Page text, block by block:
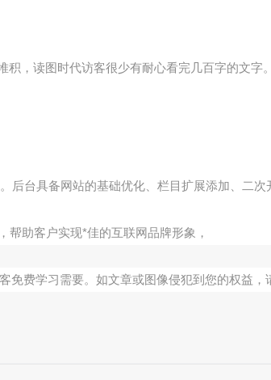
，读图时代访客很少有耐心看完几百字的文
台具备网站的基础优化、栏目扩展添加、二次
助客户实现*佳的互联网品牌形象，
免费学习需要。如文章或图像侵犯到您的权益